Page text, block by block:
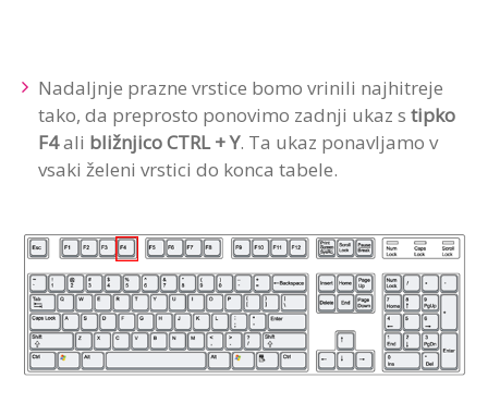
Nadaljnje prazne vrstice bomo vrinili najhitreje
tako, da preprosto ponovimo zadnji ukaz s tipko
F4ali bližnjico CTRL + Y. Ta ukaz ponavljamo v
vsaki želeni vrstici do konca tabele.